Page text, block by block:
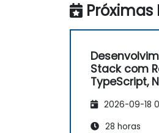
certeza
fundo. No geral,
curso e
GenAI.
Próximas
Stack com
TypeScript,
2026-09-18
28 horas